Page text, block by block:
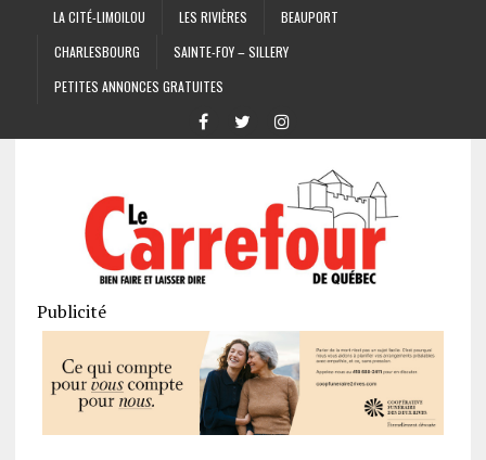
LA CITÉ-LIMOILOU LES RIVIÈRES
BEAUPORT
CHARLESBOURG
SAINTE-FOY – SILLERY
PETITES ANNONCES GRATUITES
Publicité